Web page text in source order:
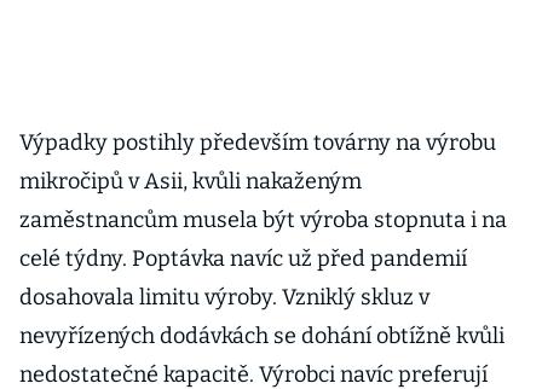
Výpadky postihly především továrny na výrobu
mikročipů v Asii, kvůli nakaženým
zaměstnancům musela být výroba stopnuta i na
celé týdny. Poptávka navíc už před pandemií
dosahovala limitu výroby. Vzniklý skluz v
nevyřízených dodávkách se dohání obtížně kvůli
nedostatečné kapacitě. Výrobci navíc preferují